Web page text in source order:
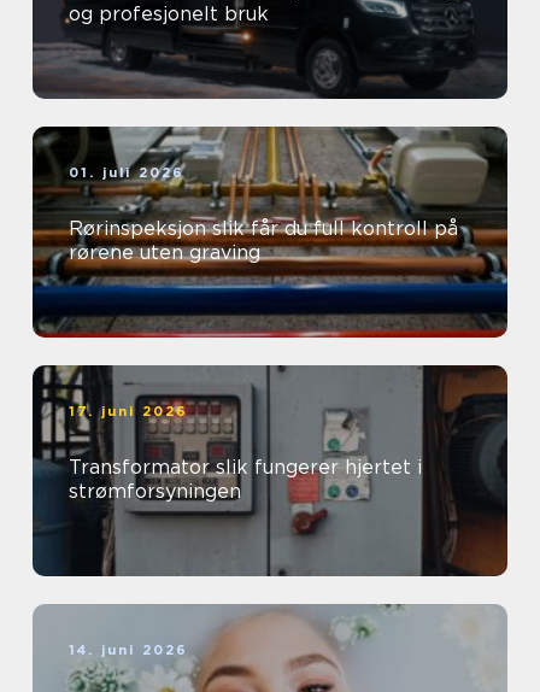
og profesjonelt bruk
01. juli 2026
Rørinspeksjon slik får du full kontroll på
rørene uten graving
17. juni 2026
Transformator slik fungerer hjertet i
strømforsyningen
14. juni 2026